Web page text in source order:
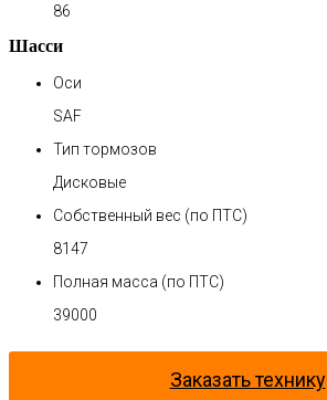
86
Шасси
Оси
SAF
Тип тормозов
Дисковые
Собственный вес (по ПТС)
8147
Полная масса (по ПТС)
39000
Заказать технику